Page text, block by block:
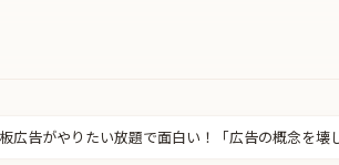
広告がやりたい放題で面白い！「広告の概念を壊